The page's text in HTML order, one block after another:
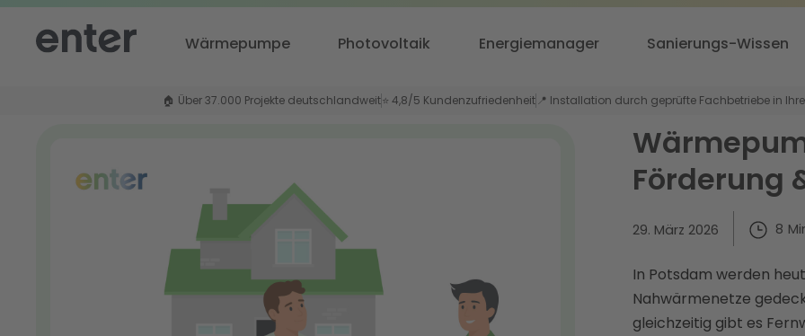
Wärmepumpe Photovoltaik Energiemanager Sanierungs-Wissen
🏠 Über 37.000 Projekte deutschlandweit⭐ 4,8/5 Kundenzufriedenheit 📍 Installation durch geprüfte Fachbetriebe in
Förderung
29. März 2026 8
In Potsdam werden
Nahwärmenetze
gleichzeitig gibt es